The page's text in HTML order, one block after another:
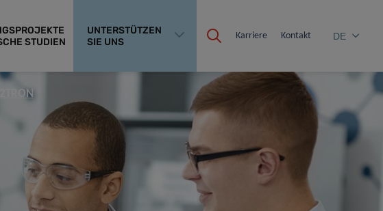
STUDIEN
UNTERSTÜTZEN
SIE UNS
Karriere Kontakt DE
i2TRON